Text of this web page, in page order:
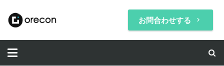
お問合わせする keyboard_arrow_right